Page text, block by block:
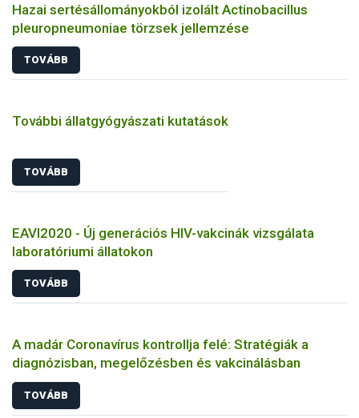
Hazai sertésállományokból izolált Actinobacillus
pleuropneumoniae törzsek jellemzése
TOVÁBB
További állatgyógyászati kutatások
TOVÁBB
EAVI2020 - Új generációs HIV-vakcinák vizsgálata
laboratóriumi állatokon
TOVÁBB
A madár Coronavírus kontrollja felé: Stratégiák a
diagnózisban, megelőzésben és vakcinálásban
TOVÁBB